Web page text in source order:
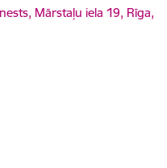
Mārstaļu iela 19, Rīga,